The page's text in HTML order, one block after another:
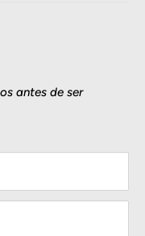
antes de ser